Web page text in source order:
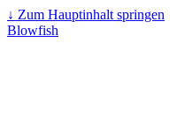
↓ Zum Hauptinhalt springen
Blowfish